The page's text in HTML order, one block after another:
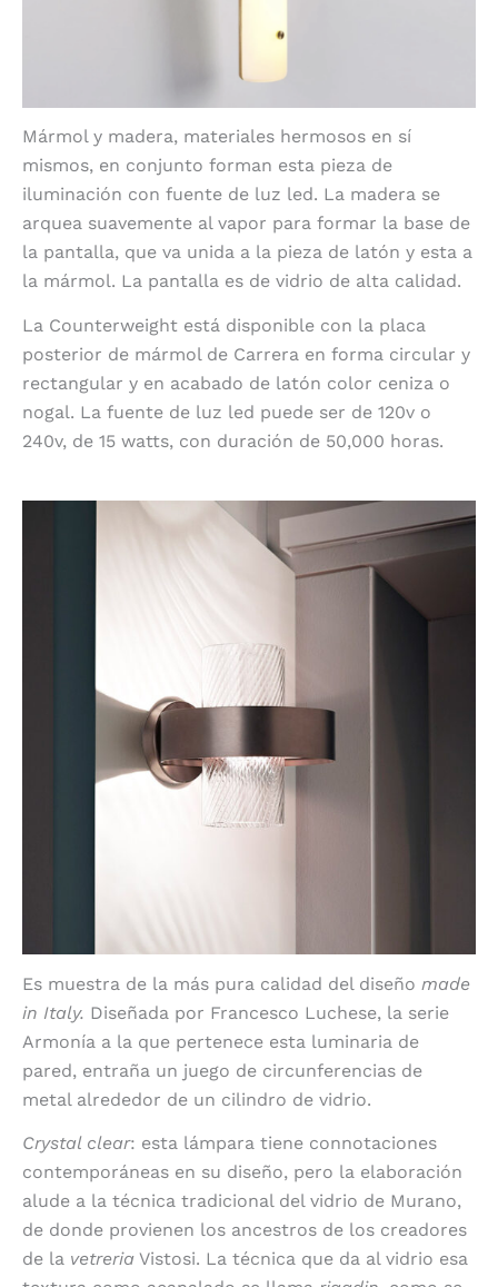
Mármol y madera, materiales hermosos en sí
mismos, en conjunto forman esta pieza de
iluminación con fuente de luz led. La madera se
arquea suavemente al vapor para formar la base de
la pantalla, que va unida a la pieza de latón y esta a
la mármol. La pantalla es de vidrio de alta calidad.
La Counterweight está disponible con la placa
posterior de mármol de Carrera en forma circular y
rectangular y en acabado de latón color ceniza o
nogal. La fuente de luz led puede ser de 120v o
240v, de 15 watts, con duración de 50,000 horas.
Es muestra de la más pura calidad del diseño made
in Italy. Diseñada por Francesco Luchese, la serie
Armonía a la que pertenece esta luminaria de
pared, entraña un juego de circunferencias de
metal alrededor de un cilindro de vidrio.
Crystal clear: esta lámpara tiene connotaciones
contemporáneas en su diseño, pero la elaboración
alude a la técnica tradicional del vidrio de Murano,
de donde provienen los ancestros de los creadores
de la vetreria Vistosi. La técnica que da al vidrio esa